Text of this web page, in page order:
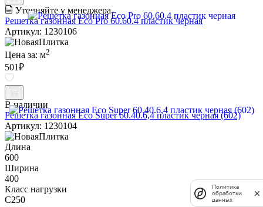
Уточняйте у менеджера
Решетка газонная Eco Pro 60.60.4 пластик черная
Артикул: 1230106
Цена за: м2
501₽
В наличии
Решетка газонная Eco Super 60.40.6,4 пластик черная (602)
Артикул: 1230104
Длина
600
Ширина
400
Класс нагрузки
C250
Политика
обработки
данных